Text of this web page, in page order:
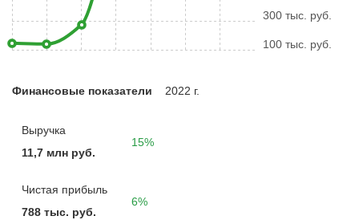
100 тыс. руб.
300 тыс. руб.
Финансовые показатели 2022 г.
Выручка
11,7 млн руб.
15%
Чистая прибыль
788 тыс. руб.
6%